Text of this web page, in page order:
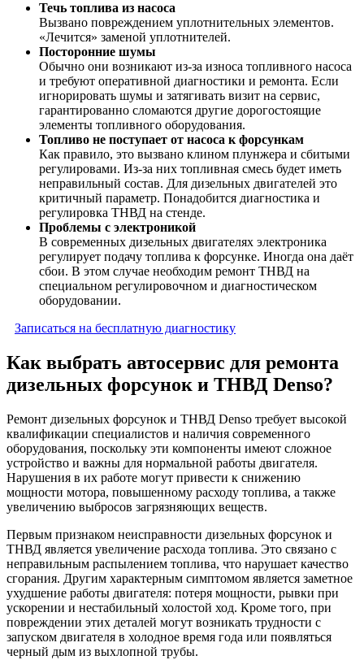
Течь топлива из насоса
Вызвано повреждением уплотнительных элементов.
«Лечится» заменой уплотнителей.
Посторонние шумы
Обычно они возникают из-за износа топливного насоса
и требуют оперативной диагностики и ремонта. Если
игнорировать шумы и затягивать визит на сервис,
гарантированно сломаются другие дорогостоящие
элементы топливного оборудования.
Топливо не поступает от насоса к форсункам
Как правило, это вызвано клином плунжера и сбитыми
регулировами. Из-за них топливная смесь будет иметь
неправильный состав. Для дизельных двигателей это
критичный параметр. Понадобится диагностика и
регулировка ТНВД на стенде.
Проблемы с электроникой
В современных дизельных двигателях электроника
регулирует подачу топлива к форсунке. Иногда она даёт
сбои. В этом случае необходим ремонт ТНВД на
специальном регулировочном и диагностическом
оборудовании.
Записаться на бесплатную диагностику
Как выбрать автосервис для ремонта
дизельных форсунок и ТНВД Denso?
Ремонт дизельных форсунок и ТНВД Denso требует высокой
квалификации специалистов и наличия современного
оборудования, поскольку эти компоненты имеют сложное
устройство и важны для нормальной работы двигателя.
Нарушения в их работе могут привести к снижению
мощности мотора, повышенному расходу топлива, а также
увеличению выбросов загрязняющих веществ.
Первым признаком неисправности дизельных форсунок и
ТНВД является увеличение расхода топлива. Это связано с
неправильным распылением топлива, что нарушает качество
сгорания. Другим характерным симптомом является заметное
ухудшение работы двигателя: потеря мощности, рывки при
ускорении и нестабильный холостой ход. Кроме того, при
повреждении этих деталей могут возникать трудности с
запуском двигателя в холодное время года или появляться
черный дым из выхлопной трубы.